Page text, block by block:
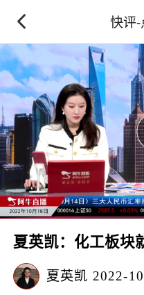
快评
夏英凯：化工板块
夏英凯 2022-